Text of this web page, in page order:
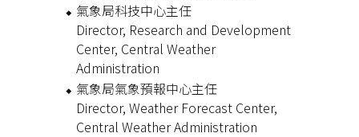
氣象局科技中心主任
Director, Research and Development
Center, Central Weather
Administration
氣象局氣象預報中心主任
Director, Weather Forecast Center,
Central Weather Administration